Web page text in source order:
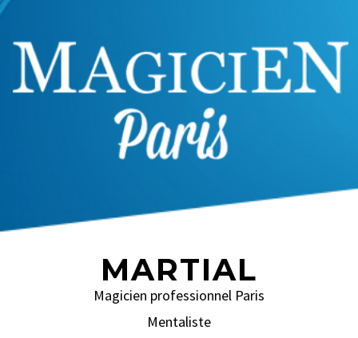
MARTIAL
Magicien professionnel Paris
Mentaliste